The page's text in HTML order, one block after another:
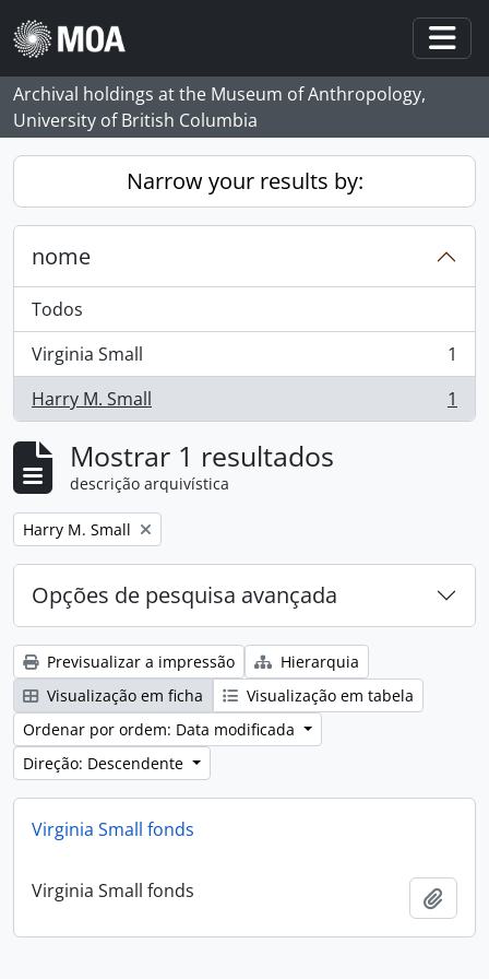
Skip to main content
Archival holdings at the Museum of Anthropology,
University of British Columbia
Narrow your results by:
nome
Todos
Virginia Small
, 1 resultados
1
Harry M. Small
, 1 resultados 1
Mostrar 1 resultados
descrição arquivística
Remove filter:
Harry M. Small
Opções de pesquisa avançada
Previsualizar a impressão
Hierarquia
Visualização em ficha
Visualização em tabela
Ordenar por ordem: Data modificada
Direção: Descendente
Virginia Small fonds
Virginia Small fonds